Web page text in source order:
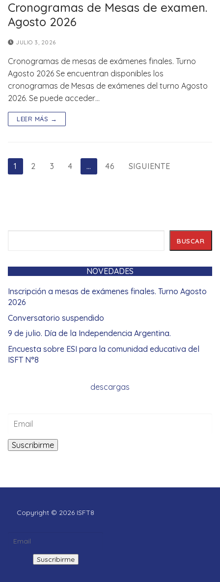
Cronogramas de Mesas de examen.
Agosto 2026
JULIO 3, 2026
Cronogramas de mesas de exámenes finales. Turno
Agosto 2026 Se encuentran disponibles los
cronogramas de Mesas de exámenes del turno Agosto
2026. Se puede acceder…
LEER MÁS →
Paginación
de
1 2 3 4 … 46 SIGUIENTE
BUSCAR
NOVEDADES
Inscripción a mesas de exámenes finales. Turno Agosto
2026
Conversatorio suspendido
9 de julio. Día de la Independencia Argentina.
Encuesta sobre ESI para la comunidad educativa del
ISFT N°8
descargas
Copyright © 2026 ISFT8